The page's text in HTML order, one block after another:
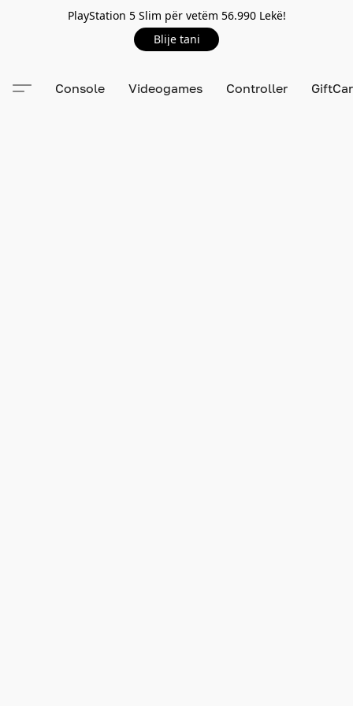
PlayStation 5 Slim për vetëm 56.990 Lekë!
Blije tani
Console Videogames Controller